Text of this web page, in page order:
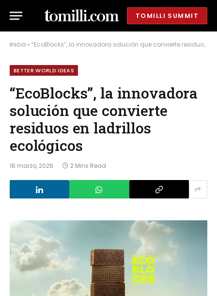
TOMILLI SUMMIT
Inicio » “EcoBlocks”, la innovadora solución que convierte residuos en ladrillos ecológicos
BETTER WORLD IDEAS
“EcoBlocks”, la innovadora
solución que convierte
residuos en ladrillos
ecológicos
16 marzo, 2026 2 Mins Read